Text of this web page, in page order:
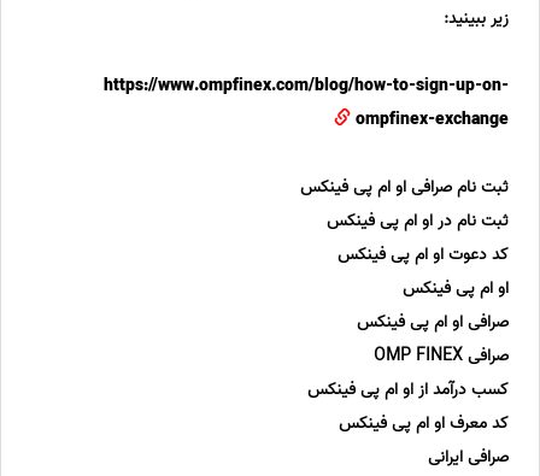
زیر ببینید:
https://www.ompfinex.com/blog/how-to-sign-up-on-
ompfinex-exchange
ثبت نام صرافی او ام پی فینکس
ثبت نام در او ام پی فینکس
کد دعوت او ام پی فینکس
او ام پی فینکس
صرافی او ام پی فینکس
صرافی OMP FINEX
کسب درآمد از او ام پی فینکس
کد معرف او ام پی فینکس
صرافی ایرانی